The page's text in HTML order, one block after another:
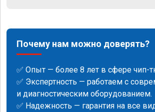
Почему нам можно доверять?
✅ Опыт — более 8 лет в сфере чип-
✅ Экспертность — работаем с
и диагностическим оборудованием.
✅ Надежность — гарантия на все